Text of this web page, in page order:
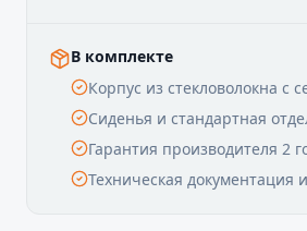
В комплекте
Корпус из стекловолокна с
Сиденья и стандартная
Гарантия производителя 2
Техническая документация